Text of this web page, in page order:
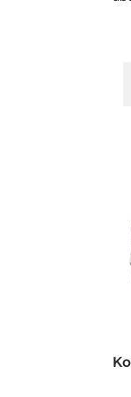
sicher